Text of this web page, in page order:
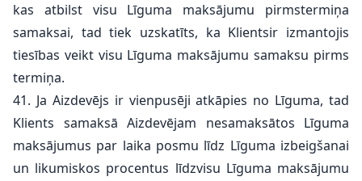
kas atbilst visu Līguma maksājumu pirmstermiņa
samaksai, tad tiek uzskatīts, ka Klientsir izmantojis
tiesības veikt visu Līguma maksājumu samaksu pirms
termiņa.
41. Ja Aizdevējs ir vienpusēji atkāpies no Līguma, tad
Klients samaksā Aizdevējam nesamaksātos Līguma
maksājumus par laika posmu līdz Līguma izbeigšanai
un likumiskos procentus līdzvisu Līguma maksājumu